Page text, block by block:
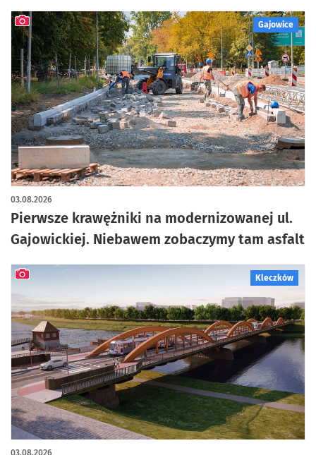
Gajowice
Pierwsze krawężniki na modernizowanej ul.
Gajowickiej. Niebawem zobaczymy tam asfalt
03.08.2026
artykuł z galerią zdjęć
Kleczków
03.08.2026
artykuł z galerią zdjęć